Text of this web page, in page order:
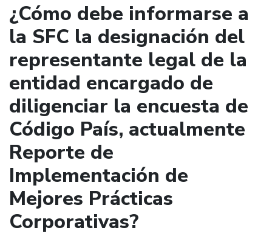
¿Cómo debe informarse a
la SFC la designación del
representante legal de la
entidad encargado de
diligenciar la encuesta de
Código País, actualmente
Reporte de
Implementación de
Mejores Prácticas
Corporativas?